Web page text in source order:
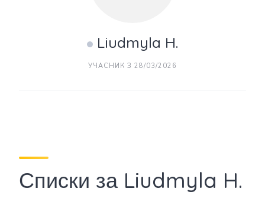
Liudmyla H.
УЧАСНИК З 28/03/2026
Списки за Liudmyla H.